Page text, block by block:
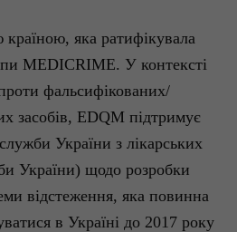
країною, яка ратифікувала
MEDICRIME. У контексті
фальсифікованих/
засобів, EDQM підтримує
служби України з лікарських
України) щодо розробки
відстеження, яка повинна
в Україні до 2017 року